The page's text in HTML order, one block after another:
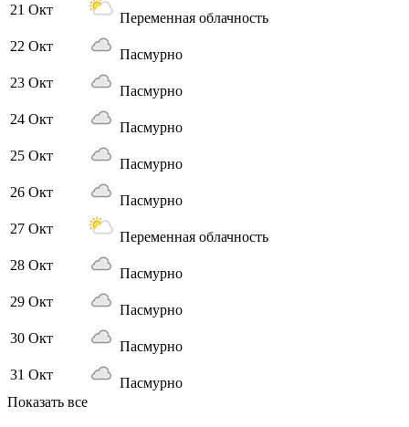
21 Окт
Переменная облачность
22 Окт
Пасмурно
23 Окт
Пасмурно
24 Окт
Пасмурно
25 Окт
Пасмурно
26 Окт
Пасмурно
27 Окт
Переменная облачность
28 Окт
Пасмурно
29 Окт
Пасмурно
30 Окт
Пасмурно
31 Окт
Пасмурно
Показать все